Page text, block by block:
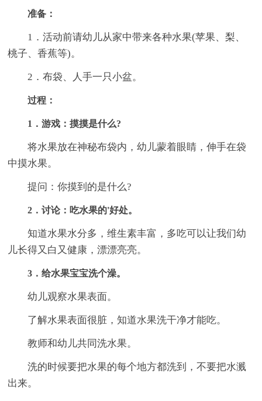
准备：
1．活动前请幼儿从家中带来各种水果(苹果、梨、
桃子、香蕉等)。
2．布袋、人手一只小盆。
过程：
1．游戏：摸摸是什么?
将水果放在神秘布袋内，幼儿蒙着眼睛，伸手在袋
中摸水果。
提问：你摸到的是什么?
2．讨论：吃水果的'好处。
知道水果水分多，维生素丰富，多吃可以让我们幼
儿长得又白又健康，漂漂亮亮。
3．给水果宝宝洗个澡。
幼儿观察水果表面。
了解水果表面很脏，知道水果洗干净才能吃。
教师和幼儿共同洗水果。
洗的时候要把水果的每个地方都洗到，不要把水溅
出来。